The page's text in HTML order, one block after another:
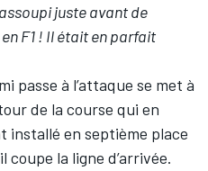
juste avant de
F1 ! Il était en parfait
passe à l’attaque se met à
de la course qui en
installé en septième place
coupe la ligne d’arrivée.